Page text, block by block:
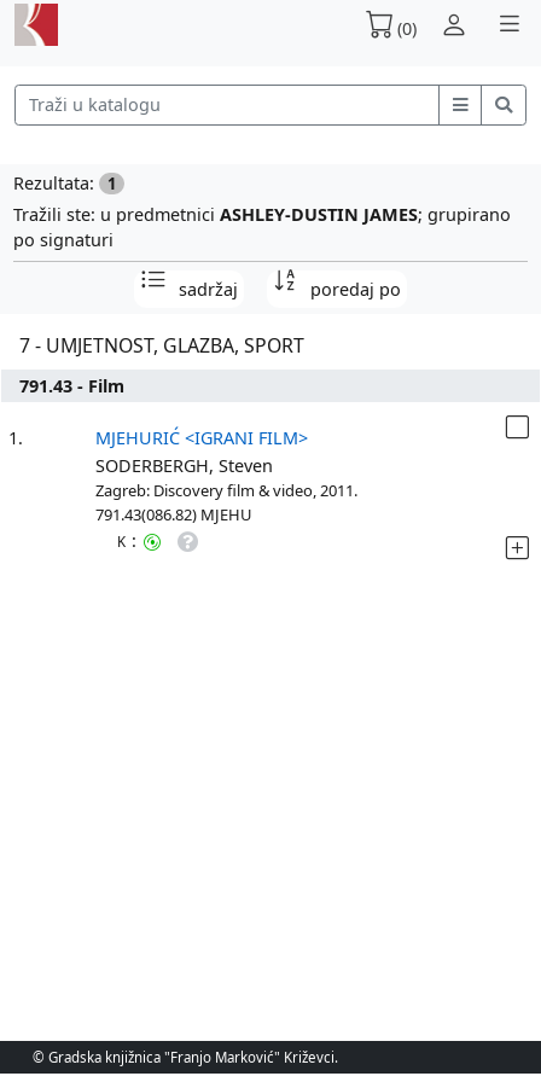
(0)
Rezultata: 1
Tražili ste: u predmetnici ASHLEY-DUSTIN JAMES; grupirano
po signaturi
sadržaj poredaj po
7 - UMJETNOST, GLAZBA, SPORT
791.43 - Film
1.
MJEHURIĆ <IGRANI FILM>
SODERBERGH, Steven
Zagreb: Discovery film & video, 2011.
791.43(086.82) MJEHU
K :
© Gradska knjižnica "Franjo Marković" Križevci.